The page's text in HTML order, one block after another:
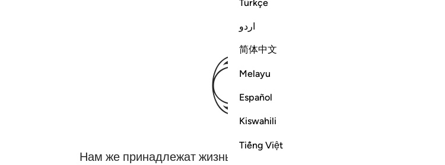
Türkçe
اردو
简体中文
Melayu
Español
Kiswahili
Tiếng Việt
ﱒﱓ
Нам же принадлежат жизнь Последняя и первая.